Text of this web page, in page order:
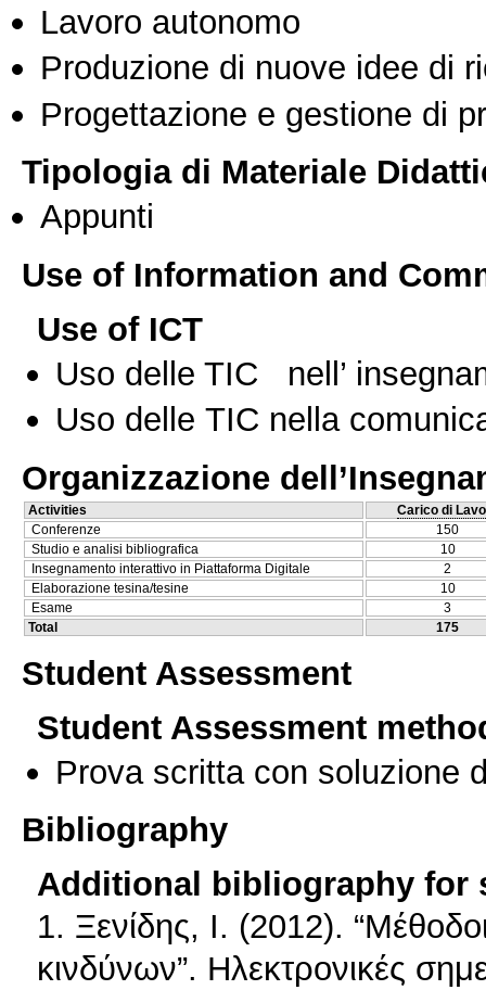
Lavoro autonomo
Produzione di nuove idee di
Progettazione e gestione di
Tipologia di Materiale
Appunti
Use of Information and
Use of ICT
Uso delle TIC nell’
Uso delle TIC nella
Organizzazione
Activities
Carico di
Conferenze
150
Studio e analisi bibliografica
10
Insegnamento interattivo in Piattaforma Digitale
2
Elaborazione tesina/tesine
10
Esame
3
Total
175
Student Assessment
Student Assessment
Prova scritta con soluzione
Bibliography
Additional bibliography for
1. Ξενίδης, Ι. (2012).
κινδύνων”. Ηλεκτρονικές